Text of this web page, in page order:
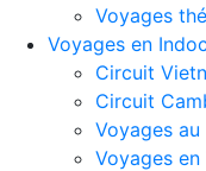
Voyages
Voyages en
Circuit
Circuit
Voyages au
Voyages